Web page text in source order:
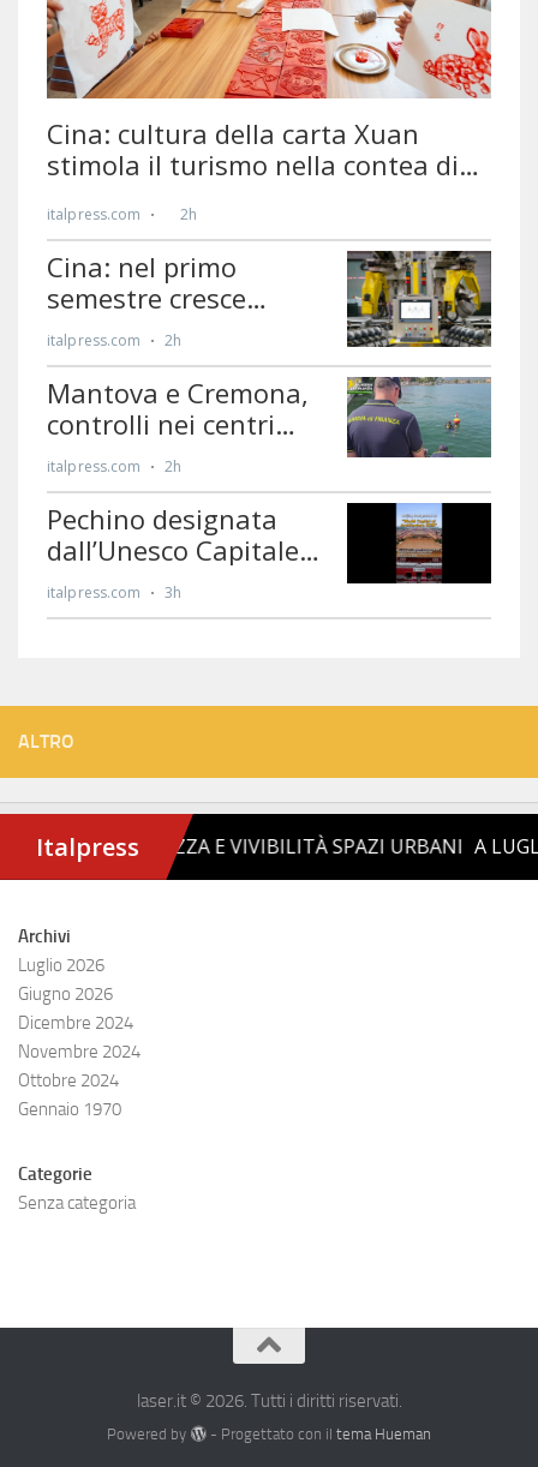
ALTRO
Archivi
Luglio 2026
Giugno 2026
Dicembre 2024
Novembre 2024
Ottobre 2024
Gennaio 1970
Categorie
Senza categoria
laser.it © 2026. Tutti i diritti riservati.
Powered by - Progettato con il tema Hueman